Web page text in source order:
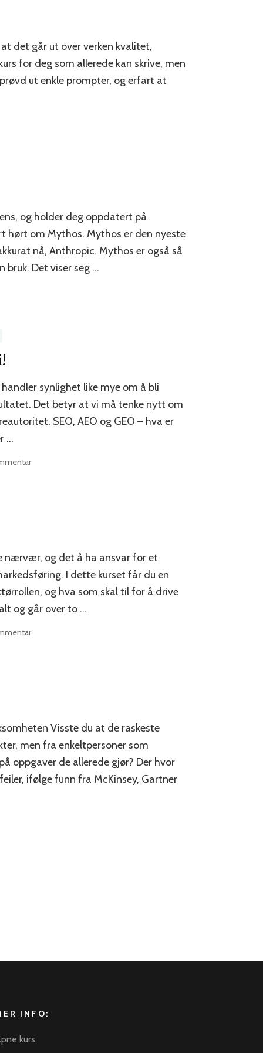
det går ut over verken kvalitet,
for deg som allerede kan skrive, men
ut enkle prompter, og erfart at
og holder deg oppdatert på
hørt om Mythos. Mythos er den nyeste
nå, Anthropic. Mythos er også så
bruk. Det viser seg …
handler synlighet like mye om å bli
Det betyr at vi må tenke nytt om
SEO, AEO og GEO – hva er
…
til
nærvær, og det å ha ansvar for et
I dette kurset får du en
og hva som skal til for å drive
og går over to …
til
Visste du at de raskeste
men fra enkeltpersoner som
oppgaver de allerede gjør? Der hvor
ifølge funn fra McKinsey, Gartner
INFO:
kurs